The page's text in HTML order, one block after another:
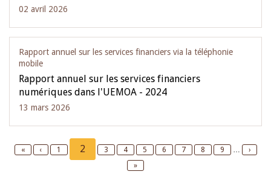
02 avril 2026
Rapport annuel sur les services financiers via la téléphonie
mobile
Rapport annuel sur les services financiers
numériques dans l'UEMOA - 2024
13 mars 2026
First
«
Previous
‹ Page
1
Current
page
2 Page
3 Page
4 Page
5 Page
6 Page
7 Page
8 Page
9 …
Next
›
Last
»